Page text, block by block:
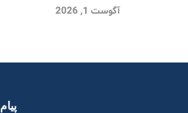
آگوست 1, 2026
پیام